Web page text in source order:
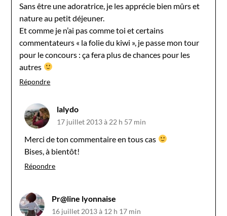
Sans être une adoratrice, je les apprécie bien mûrs et
nature au petit déjeuner.
Et comme je n’ai pas comme toi et certains
commentateurs « la folie du kiwi », je passe mon tour
pour le concours : ça fera plus de chances pour les
autres
Répondre
lalydo
17 juillet 2013 à 22 h 57 min
Merci de ton commentaire en tous cas
Bises, à bientôt!
Répondre
Pr@line lyonnaise
16 juillet 2013 à 12 h 17 min